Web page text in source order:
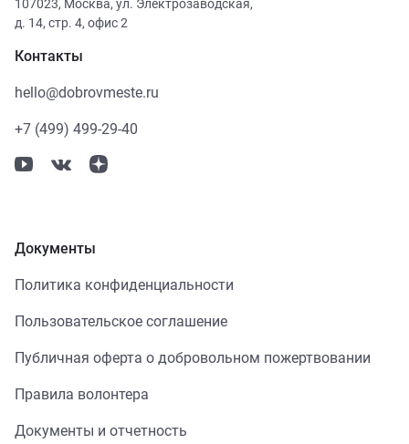
107023, Москва, ул. Электрозаводская,
д. 14, стр. 4, офис 2
Контакты
hello@dobrovmeste.ru
+7 (499) 499-29-40
Документы
Политика конфиденциальности
Пользовательское соглашение
Публичная оферта о добровольном пожертвовании
Правила волонтера
Документы и отчетность